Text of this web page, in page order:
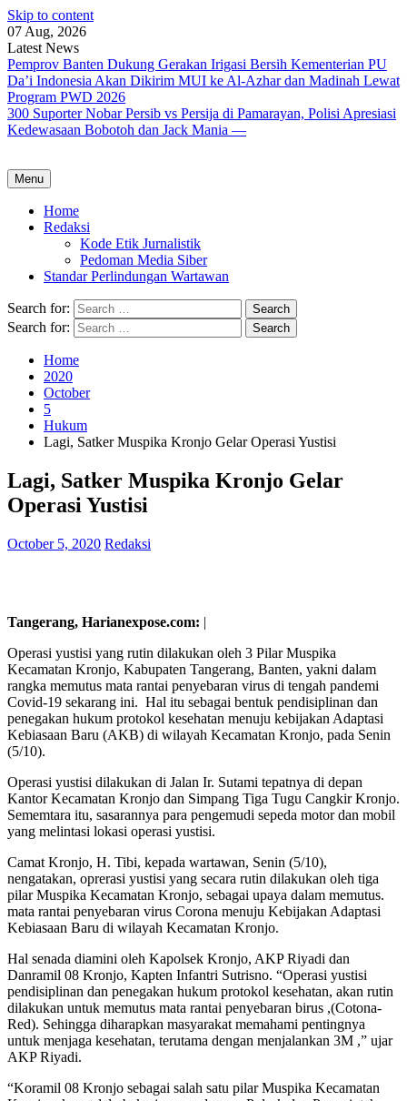
Skip to content
07 Aug, 2026
Latest News
Pemprov Banten Dukung Gerakan Irigasi Bersih Kementerian PU
Da’i Indonesia Akan Dikirim MUI ke Al-Azhar dan Madinah Lewat
Program PWD 2026
300 Suporter Nobar Persib vs Persija di Pamarayan, Polisi Apresiasi
Kedewasaan Bobotoh dan Jack Mania —
Menu
Home
Redaksi
Kode Etik Jurnalistik
Pedoman Media Siber
Standar Perlindungan Wartawan
Search for:
Search for:
Home
2020
October
5
Hukum
Lagi, Satker Muspika Kronjo Gelar Operasi Yustisi
Lagi, Satker Muspika Kronjo Gelar
Operasi Yustisi
October 5, 2020 Redaksi
Tangerang, Harianexpose.com: |
Operasi yustisi yang rutin dilakukan oleh 3 Pilar Muspika
Kecamatan Kronjo, Kabupaten Tangerang, Banten, yakni dalam
rangka memutus mata rantai penyebaran virus di tengah pandemi
Covid-19 sekarang ini. Hal itu sebagai bentuk pendisiplinan dan
penegakan hukum protokol kesehatan menuju kebijakan Adaptasi
Kebiasaan Baru (AKB) di wilayah Kecamatan Kronjo, pada Senin
(5/10).
Operasi yustisi dilakukan di Jalan Ir. Sutami tepatnya di depan
Kantor Kecamatan Kronjo dan Simpang Tiga Tugu Cangkir Kronjo.
Sememtara itu, sasarannya para pengemudi sepeda motor dan mobil
yang melintasi lokasi operasi yustisi.
Camat Kronjo, H. Tibi, kepada wartawan, Senin (5/10),
nengatakan, oprerasi yustisi yang secara rutin dilakukan oleh tiga
pilar Muspika Kecamatan Kronjo, sebagai upaya dalam memutus.
mata rantai penyebaran virus Corona menuju Kebijakan Adaptasi
Kebiasaan Baru di wilayah Kecamatan Kronjo.
Hal senada diamini oleh Kapolsek Kronjo, AKP Riyadi dan
Danramil 08 Kronjo, Kapten Infantri Sutrisno. “Operasi yustisi
pendisiplinan dan penegakan hukum protokol kesehatan, akan rutin
dilakukan untuk memutus mata rantai penyebaran birus ,(Cotona-
Red). Sehingga diharapkan masyarakat memahami pentingnya
untuk menjaga kesehatan, terutama dengan menjalankan 3M ,” ujar
AKP Riyadi.
“Koramil 08 Kronjo sebagai salah satu pilar Muspika Kecamatan